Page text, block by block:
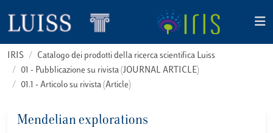
IRIS
Catalogo dei prodotti della ricerca scientifica Luiss
01 - Pubblicazione su rivista (JOURNAL ARTICLE)
01.1 - Articolo su rivista (Article)
Mendelian explorations